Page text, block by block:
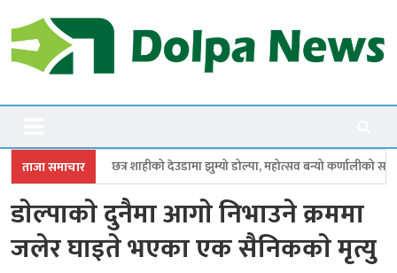
to
content
Dolpanews
ताजा समाचार
देउडामा झुम्यो डोल्पा, महोत्सव बन्यो कर्णालीको सांगीतिक उत्सव
डाेल्पाकाे दुनैमा आगाे निभाउने क्रममा
जलेर घाइते भएका एक सैनिककाे मृत्यु